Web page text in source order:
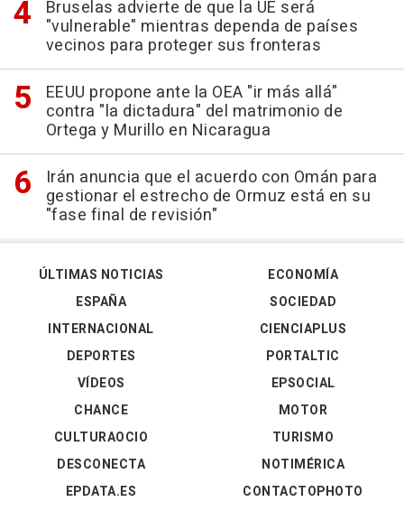
Bruselas advierte de que la UE será
"vulnerable" mientras dependa de países
vecinos para proteger sus fronteras
EEUU propone ante la OEA "ir más allá"
contra "la dictadura" del matrimonio de
Ortega y Murillo en Nicaragua
Irán anuncia que el acuerdo con Omán para
gestionar el estrecho de Ormuz está en su
"fase final de revisión"
ÚLTIMAS NOTICIAS
ESPAÑA
INTERNACIONAL
DEPORTES
VÍDEOS
ECONOMÍA
SOCIEDAD
CIENCIAPLUS
PORTALTIC
EPSOCIAL
CHANCE
CULTURAOCIO
DESCONECTA
EPDATA.ES
MOTOR
TURISMO
NOTIMÉRICA
CONTACTOPHOTO